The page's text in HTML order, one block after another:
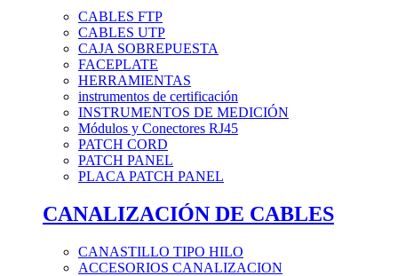
CABLES FTP
CABLES UTP
CAJA SOBREPUESTA
FACEPLATE
HERRAMIENTAS
instrumentos de certificación
INSTRUMENTOS DE MEDICIÓN
Módulos y Conectores RJ45
PATCH CORD
PATCH PANEL
PLACA PATCH PANEL
CANALIZACIÓN DE CABLES
CANASTILLO TIPO HILO
ACCESORIOS CANALIZACION